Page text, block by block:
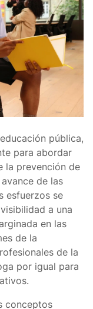
pública,
para abordar
la prevención de
de las
esfuerzos se
a una
en las
de la
de la
por igual para
conceptos